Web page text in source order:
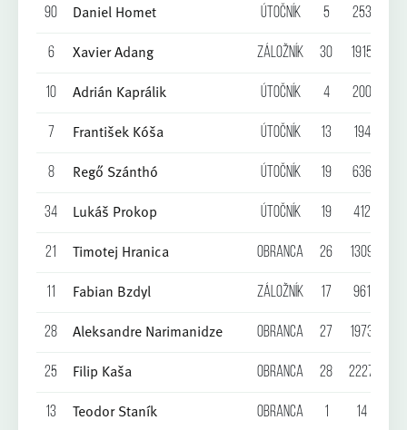
90 Daniel Homet Útočník 5 253
6 Xavier Adang Záložník 30 1915
10 Adrián Kaprálik Útočník 4 200
7 František Kóša Útočník 13 194
8 Regő Szánthó Útočník 19 636
34 Lukáš Prokop Útočník 19 412
21 Timotej Hranica Obranca 26 1309
11 Fabian Bzdyl Záložník 17 961
28 Aleksandre Narimanidze Obranca 27 1973
25 Filip Kaša Obranca 28 2227
13 Teodor Staník Obranca 1 14